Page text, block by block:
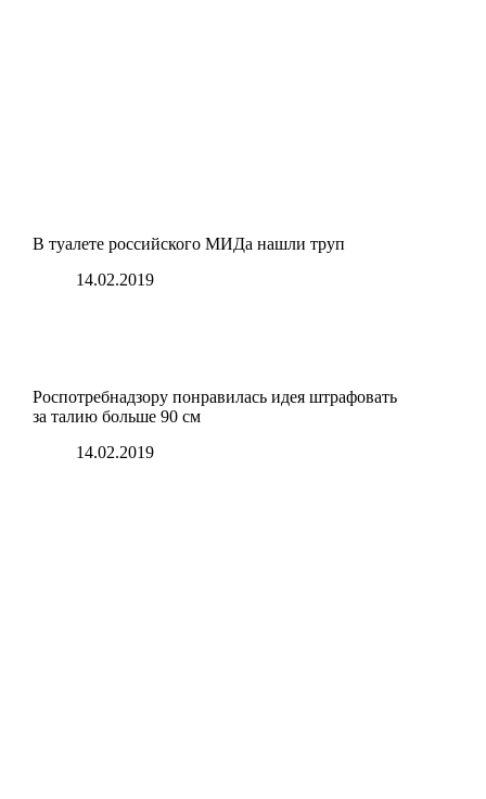
В туалете российского МИДа нашли труп
14.02.2019
Роспотребнадзору понравилась идея штрафовать
за талию больше 90 см
14.02.2019